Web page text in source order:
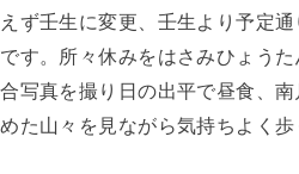
ず壬生に変更、壬生より予定
す。所々休みをはさみひょう
写真を撮り日の出平で昼食、
た山々を見ながら気持ちよく